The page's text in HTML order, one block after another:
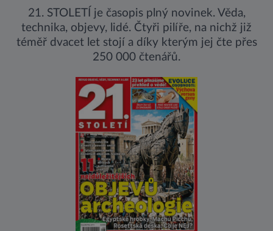
21. STOLETÍ je časopis plný novinek. Věda,
technika, objevy, lidé. Čtyři pilíře, na nichž již
téměř dvacet let stojí a díky kterým jej čte přes
250 000 čtenářů.